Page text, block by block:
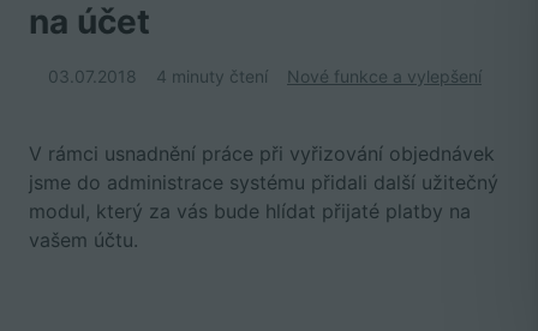
na účet
03.07.2018 4 minuty čtení Nové funkce a vylepšení
V rámci usnadnění práce při vyřizování objednávek
jsme do administrace systému přidali další užitečný
modul, který za vás bude hlídat přijaté platby na
vašem účtu.